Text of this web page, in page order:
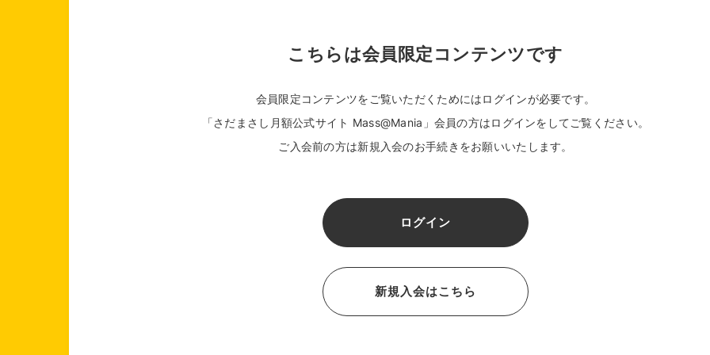
こちらは会員限定コンテンツです
会員限定コンテンツをご覧いただくためにはログインが必要です。
「さだまさし月額公式サイト Mass@Mania」会員の方はログインをしてご覧ください。
ご入会前の方は新規入会のお手続きをお願いいたします。
ログイン
新規入会はこちら